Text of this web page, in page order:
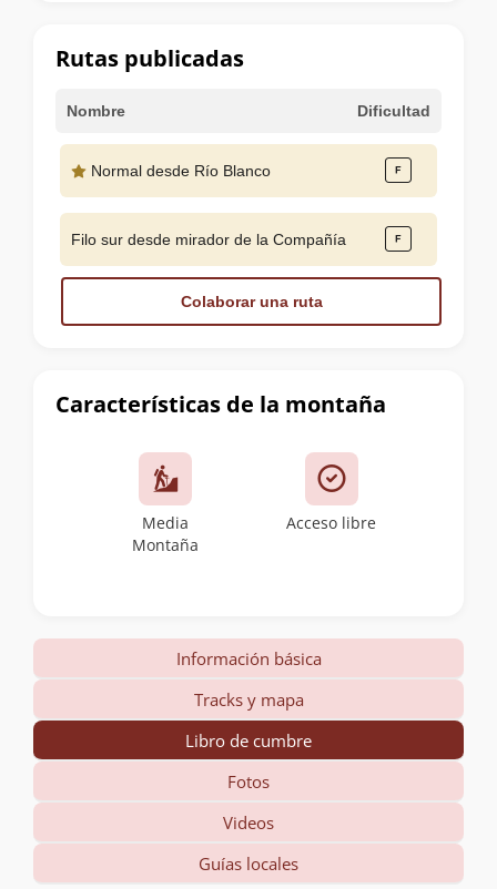
cumbre
Características de la montaña
Media
Montaña
Acceso libre
Rutas publicadas
Nombre Dificultad
Normal desde Río Blanco
Filo sur desde mirador de la Compañía
Colaborar una ruta
Información básica
Tracks y mapa
Libro de cumbre
Fotos
Videos
Guías locales